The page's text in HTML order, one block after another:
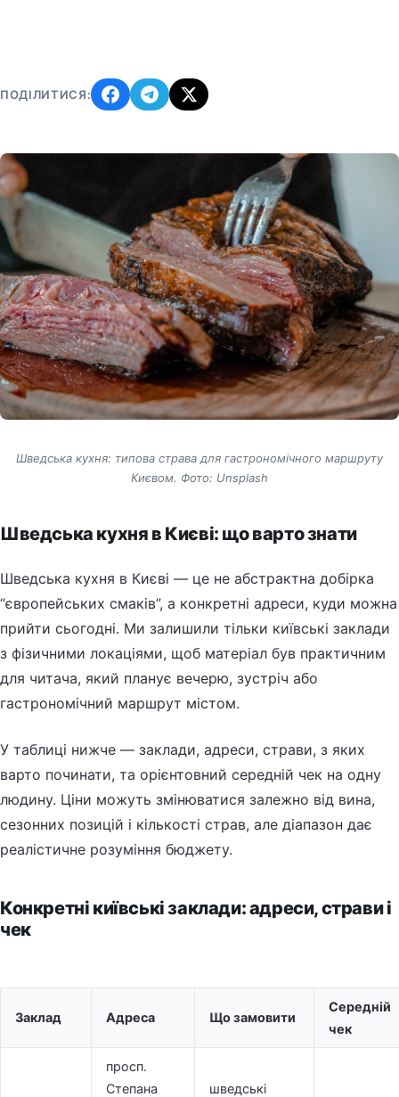
ПОДІЛИТИСЯ:
Шведська кухня: типова страва для гастрономічного маршруту
Києвом. Фото: Unsplash
Шведська кухня в Києві: що варто знати
Шведська кухня в Києві — це не абстрактна добірка
“європейських смаків”, а конкретні адреси, куди можна
прийти сьогодні. Ми залишили тільки київські заклади
з фізичними локаціями, щоб матеріал був практичним
для читача, який планує вечерю, зустріч або
гастрономічний маршрут містом.
У таблиці нижче — заклади, адреси, страви, з яких
варто починати, та орієнтовний середній чек на одну
людину. Ціни можуть змінюватися залежно від вина,
сезонних позицій і кількості страв, але діапазон дає
реалістичне розуміння бюджету.
Конкретні київські заклади: адреси, страви і
чек
Заклад Адреса Що замовити
Середній
чек
просп.
Степана
шведські